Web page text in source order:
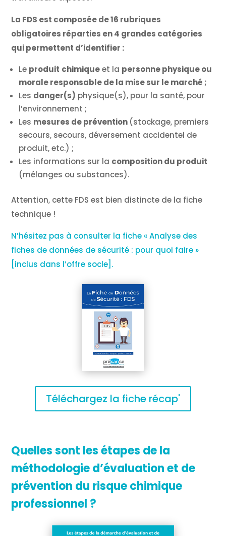
La FDS est composée de 16 rubriques
obligatoires réparties en 4 grandes catégories
qui permettent d’identifier :
Le produit chimiqueet la personne physique ou
morale responsable de la mise sur le marché ;
Les danger(s) physique(s), pour la santé, pour
l’environnement ;
Les mesures de prévention (stockage, premiers
secours, secours, déversement accidentel de
produit, etc.) ;
Les informations sur la composition du produit
(mélanges ou substances).
Attention, cette FDS est bien distincte de la fiche
technique !
N’hésitez pas à consulter la fiche « Analyse des
fiches de données de sécurité : pour quoi faire »
[inclus dans l’offre socle].
Téléchargez la fiche récap'
Quelles sont les étapes de la
méthodologie d’évaluation et de
prévention du risque chimique
professionnel ?